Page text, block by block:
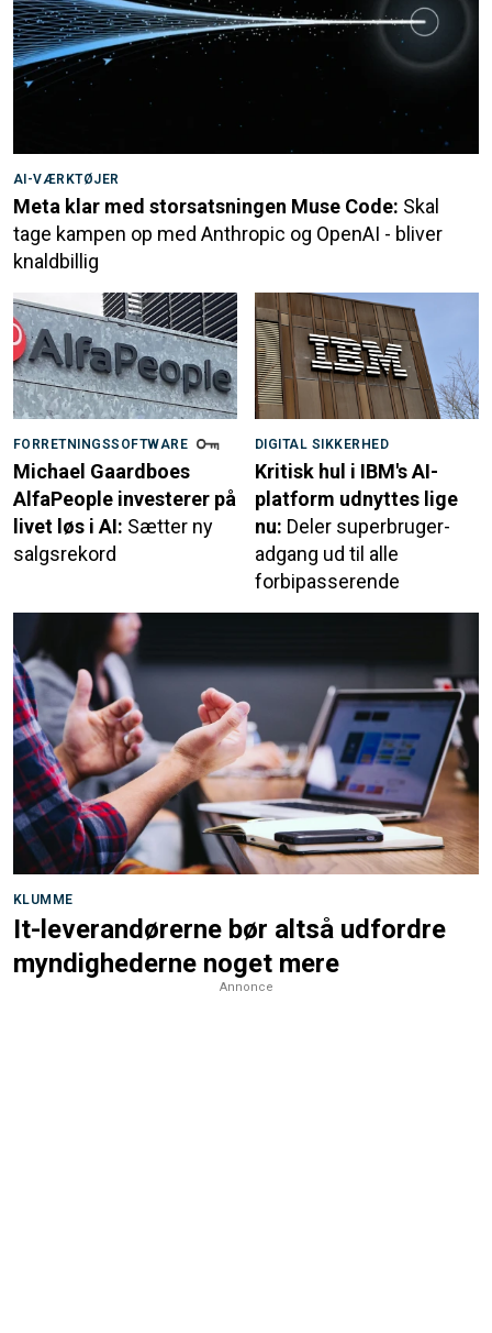
AI-VÆRKTØJER
Meta klar med storsatsningen Muse Code: Skal
tage kampen op med Anthropic og OpenAI - bliver
knaldbillig
FORRETNINGSSOFTWARE
Michael Gaardboes
AlfaPeople investerer på
livet løs i AI: Sætter ny
salgsrekord
DIGITAL SIKKERHED
Kritisk hul i IBM's AI-
platform udnyttes lige
nu: Deler superbruger-
adgang ud til alle
forbipasserende
KLUMME
It-leverandørerne bør altså udfordre
myndighederne noget mere
Annonce